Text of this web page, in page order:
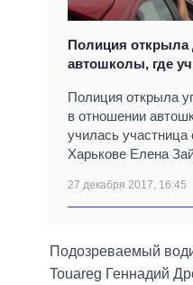
Полиция открыла
автошколы, где
Полиция открыла
в отношении
училась
Харькове Елена
27 декабря 2017, 16:45
Подозреваемый
Touareg Геннадий